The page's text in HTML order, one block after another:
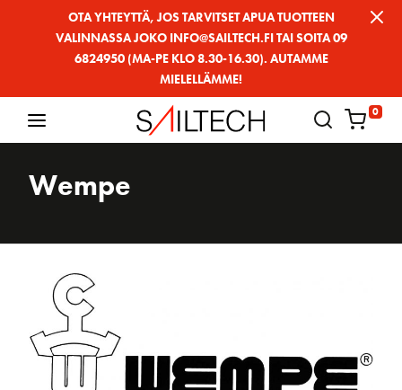
OTA YHTEYTTÄ, JOS TARVITSET APUA TUOTTEEN
VALINNASSA JOKO INFO@SAILTECH.FI TAI SOITA 09
6824950 (MA-PE KLO 8.30-16.30). AUTAMME
MIELELLÄMME!
0
Wempe